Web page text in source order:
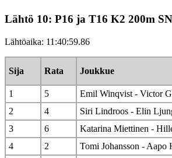
Lähtö 10: P16 ja T16 K2 200m
Lähtöaika: 11:40:59.86
Sija Rata Joukkue
1 5
Emil Winqvist - Victor
2
4
Siri Lindroos - Elin
3
6
Katarina Miettinen -
4
2
Tomi Johansson - Aapo